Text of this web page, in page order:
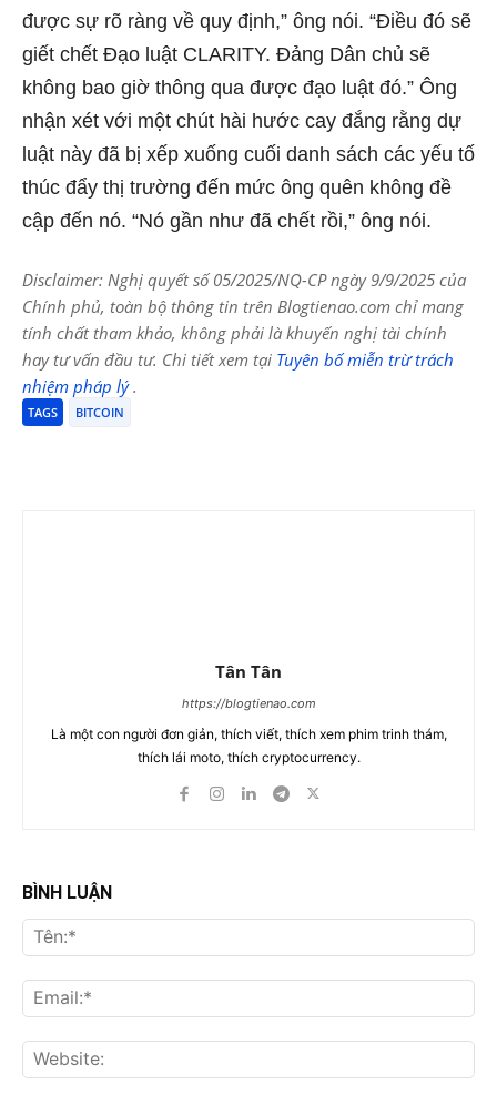
được sự rõ ràng về quy định,” ông nói. “Điều đó sẽ
giết chết Đạo luật CLARITY. Đảng Dân chủ sẽ
không bao giờ thông qua được đạo luật đó.” Ông
nhận xét với một chút hài hước cay đắng rằng dự
luật này đã bị xếp xuống cuối danh sách các yếu tố
thúc đẩy thị trường đến mức ông quên không đề
cập đến nó. “Nó gần như đã chết rồi,” ông nói.
Disclaimer: Nghị quyết số 05/2025/NQ-CP ngày 9/9/2025 của
Chính phủ, toàn bộ thông tin trên Blogtienao.com chỉ mang
tính chất tham khảo, không phải là khuyến nghị tài chính
hay tư vấn đầu tư. Chi tiết xem tại Tuyên bố miễn trừ trách
nhiệm pháp lý.
TAGS BITCOIN
Tân Tân
https://blogtienao.com
Là một con người đơn giản, thích viết, thích xem phim trinh thám,
thích lái moto, thích cryptocurrency.
BÌNH LUẬN